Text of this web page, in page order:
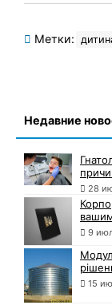
Метки:
Недавние
28
9
15